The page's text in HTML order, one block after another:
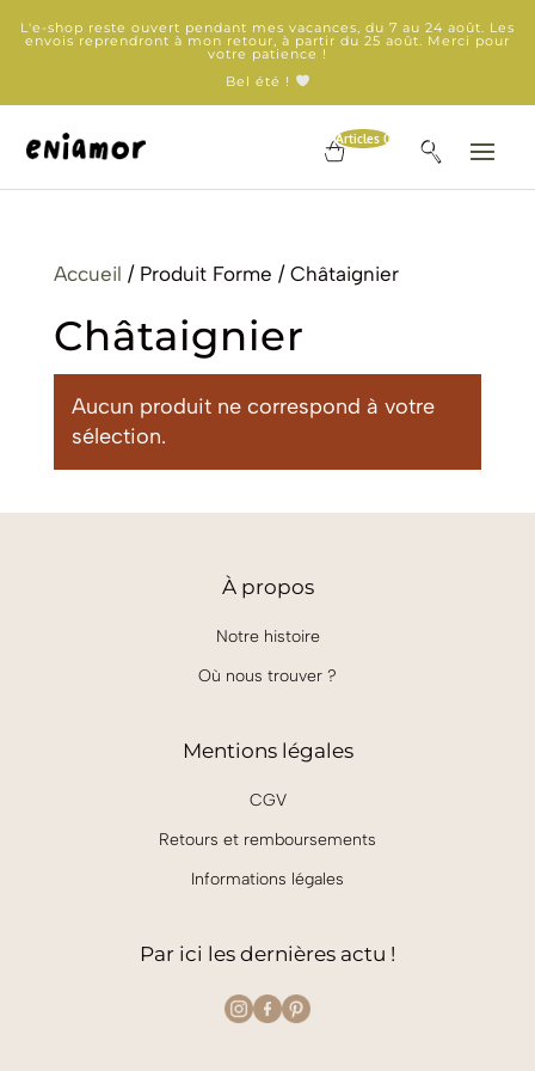
L'e-shop reste ouvert pendant mes vacances, du 7 au 24 août. Les
envois reprendront à mon retour, à partir du 25 août. Merci pour
votre patience !
Bel été !
Articles 0
Accueil / Produit Forme / Châtaignier
Châtaignier
Aucun produit ne correspond à votre
sélection.
Àpropos
Notre histoire
Où nous trouver ?
Mentions légales
CGV
Retours et remboursements
Informations légales
Par ici les dernières actu !